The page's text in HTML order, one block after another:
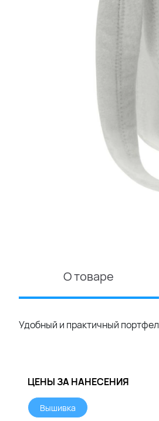
О товаре
Удобный и практичный
ЦЕНЫ ЗА НАНЕСЕНИЯ
Вышивка